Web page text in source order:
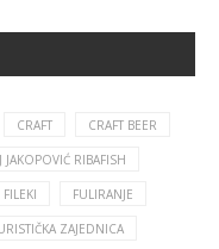
CRAFT CRAFT BEER
RIBAFISH
FILEKI FULIRANJE
ZAJEDNICA